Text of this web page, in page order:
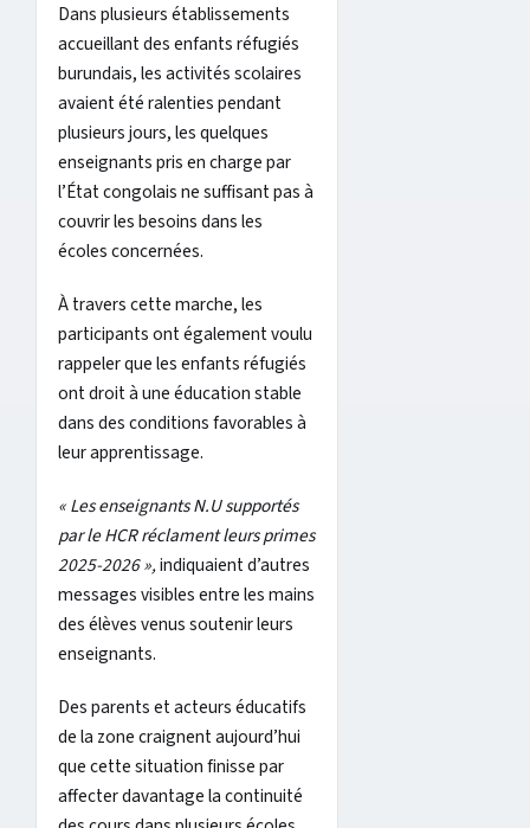
Dans plusieurs établissements
accueillant des enfants réfugiés
burundais, les activités scolaires
avaient été ralenties pendant
plusieurs jours, les quelques
enseignants pris en charge par
l’État congolais ne suffisant pas à
couvrir les besoins dans les
écoles concernées.
À travers cette marche, les
participants ont également voulu
rappeler que les enfants réfugiés
ont droit à une éducation stable
dans des conditions favorables à
leur apprentissage.
« Les enseignants N.U supportés
par le HCR réclament leurs primes
2025-2026 »,indiquaient d’autres
messages visibles entre les mains
des élèves venus soutenir leurs
enseignants.
Des parents et acteurs éducatifs
de la zone craignent aujourd’hui
que cette situation finisse par
affecter davantage la continuité